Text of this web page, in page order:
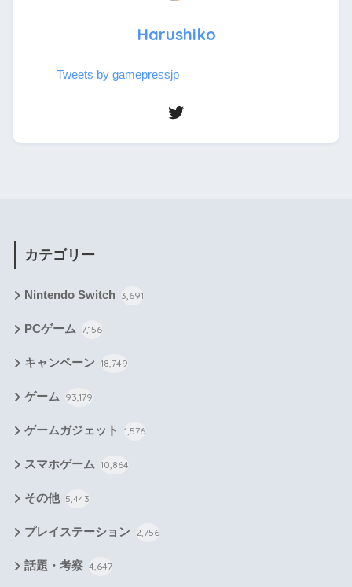
Harushiko
Tweets by gamepressjp
カテゴリー
Nintendo Switch 3,691
PCゲーム 7,156
キャンペーン 18,749
ゲーム 93,179
ゲームガジェット 1,576
スマホゲーム 10,864
その他 5,443
プレイステーション 2,756
話題・考察 4,647